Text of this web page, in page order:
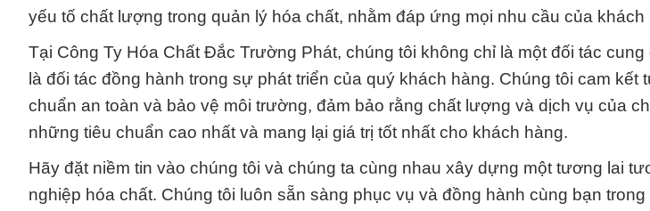
yếu tố chất lượng trong quản lý hóa chất, nhằm đáp ứng mọi nhu cầu của khách
Tại Công Ty Hóa Chất Đắc Trường Phát, chúng tôi không chỉ là một đối tác
là đối tác đồng hành trong sự phát triển của quý khách hàng. Chúng tôi cam kết
chuẩn an toàn và bảo vệ môi trường, đảm bảo rằng chất lượng và dịch vụ của
những tiêu chuẩn cao nhất và mang lại giá trị tốt nhất cho khách hàng.
Hãy đặt niềm tin vào chúng tôi và chúng ta cùng nhau xây dựng một tương lai
nghiệp hóa chất. Chúng tôi luôn sẵn sàng phục vụ và đồng hành cùng bạn